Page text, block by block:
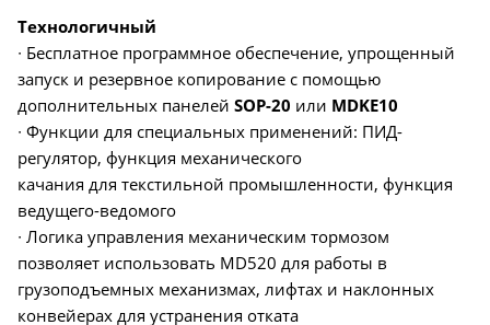
Технологичный
∙ Бесплатное программное обеспечение, упрощенный
запуск и резервное копирование с помощью
дополнительных панелей SOP-20 или MDKE10
∙ Функции для специальных применений: ПИД-
регулятор, функция механического
качания для текстильной промышленности, функция
ведущего-ведомого
∙ Логика управления механическим тормозом
позволяет использовать MD520 для работы в
грузоподъемных механизмах, лифтах и наклонных
конвейерах для устранения отката